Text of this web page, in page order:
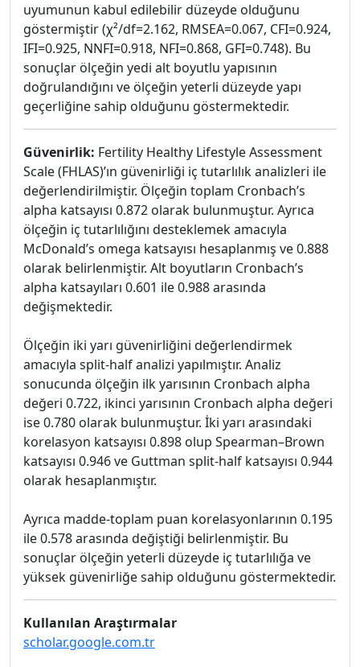
uyumunun kabul edilebilir düzeyde olduğunu
göstermiştir (χ²/df=2.162, RMSEA=0.067, CFI=0.924,
IFI=0.925, NNFI=0.918, NFI=0.868, GFI=0.748). Bu
sonuçlar ölçeğin yedi alt boyutlu yapısının
doğrulandığını ve ölçeğin yeterli düzeyde yapı
geçerliğine sahip olduğunu göstermektedir.
Güvenirlik: Fertility Healthy Lifestyle Assessment
Scale (FHLAS)’ın güvenirliği iç tutarlılık analizleri ile
değerlendirilmiştir. Ölçeğin toplam Cronbach’s
alpha katsayısı 0.872 olarak bulunmuştur. Ayrıca
ölçeğin iç tutarlılığını desteklemek amacıyla
McDonald’s omega katsayısı hesaplanmış ve 0.888
olarak belirlenmiştir. Alt boyutların Cronbach’s
alpha katsayıları 0.601 ile 0.988 arasında
değişmektedir.
Ölçeğin iki yarı güvenirliğini değerlendirmek
amacıyla split-half analizi yapılmıştır. Analiz
sonucunda ölçeğin ilk yarısının Cronbach alpha
değeri 0.722, ikinci yarısının Cronbach alpha değeri
ise 0.780 olarak bulunmuştur. İki yarı arasındaki
korelasyon katsayısı 0.898 olup Spearman–Brown
katsayısı 0.946 ve Guttman split-half katsayısı 0.944
olarak hesaplanmıştır.
Ayrıca madde-toplam puan korelasyonlarının 0.195
ile 0.578 arasında değiştiği belirlenmiştir. Bu
sonuçlar ölçeğin yeterli düzeyde iç tutarlılığa ve
yüksek güvenirliğe sahip olduğunu göstermektedir.
Kullanılan Araştırmalar
scholar.google.com.tr